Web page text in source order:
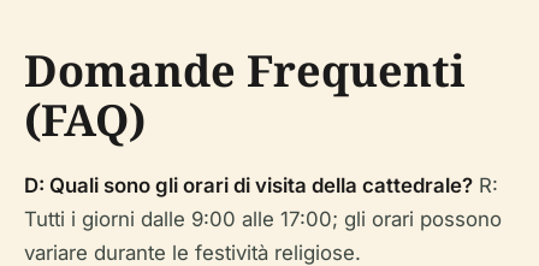
Domande Frequenti
(FAQ)
D: Quali sono gli orari di visita della cattedrale? R:
Tutti i giorni dalle 9:00 alle 17:00; gli orari possono
variare durante le festività religiose.